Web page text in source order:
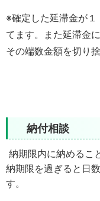
※確定した延滞金が
てます。また延滞金
その端数金額を切り捨
納付相談
納期限内に納めるこ
納期限を過ぎると日
す。